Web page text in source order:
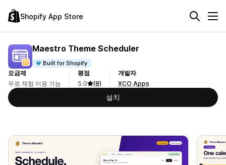
Shopify App Store
Maestro Theme Scheduler
Built for Shopify
요금제
무료 체험 이용 가능
평점
5.0
(8)
개발자
XCO Apps
설치